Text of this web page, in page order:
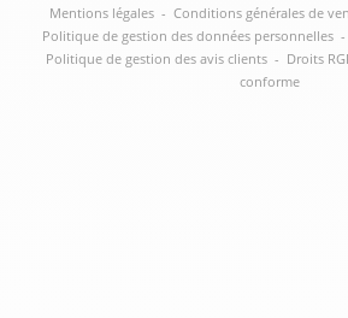
Mentions légales - Conditions générales de
Politique de gestion des données personnelles -
Politique de gestion des avis clients - Droits
conforme